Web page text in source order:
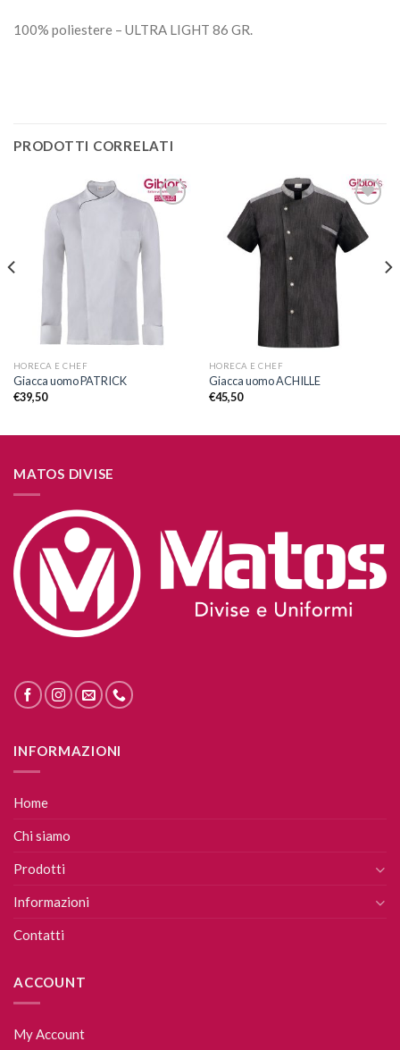
100% poliestere – ULTRA LIGHT 86 GR.
PRODOTTI CORRELATI
Aggiungi
alla lista
desideri
HORECA E CHEF
Giacca uomo PATRICK
€39,50
Aggiungi
alla lista
dei
desideri
HORECA E CHEF
Giacca uomo ACHILLE
€45,50
MATOS DIVISE
INFORMAZIONI
Home
Chi siamo
Prodotti
Informazioni
Contatti
ACCOUNT
My Account